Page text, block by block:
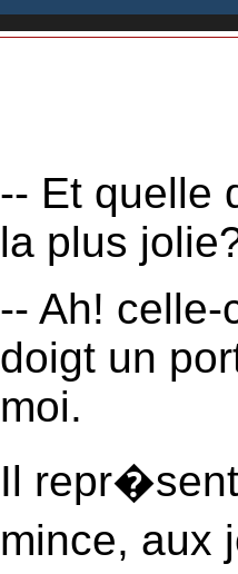
-- Et quelle
la plus
-- Ah!
doigt un
moi.
Il
mince,